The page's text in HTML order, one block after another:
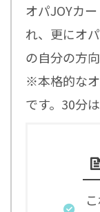
オパJOYカ
れ、更にオ
の自分の方
※本格的な
です。30分